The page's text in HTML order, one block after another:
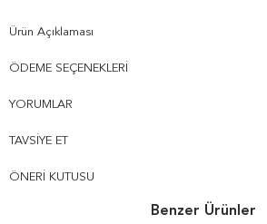
Ürün Açıklaması
ÖDEME SEÇENEKLERI
YORUMLAR
TAVSIYE ET
ÖNERI KUTUSU
Benzer Ürünler